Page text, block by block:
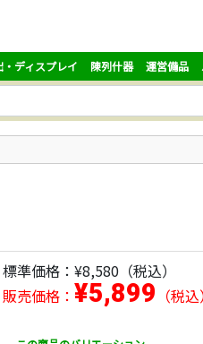
・ディスプレイ 陳列什器 運営備品
標準価格： ¥8,580 （税込）
販売価格： ¥5,899 （税